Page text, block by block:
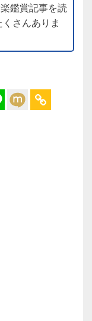
鑑賞記事を読
さんありま